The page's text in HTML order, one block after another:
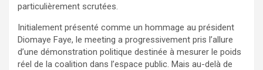
particulièrement scrutées.
Initialement présenté comme un hommage au président
Diomaye Faye, le meeting a progressivement pris l’allure
d’une démonstration politique destinée à mesurer le poids
réel de la coalition dans l’espace public. Mais au-delà de